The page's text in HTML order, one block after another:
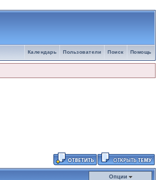
Помощь
Поиск
Пользователи
Календарь
Опции